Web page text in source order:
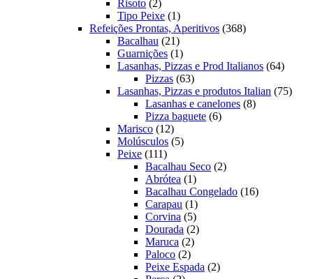
Risoto 22
produtos
Tipo Peixe 11
produto
Refeições Prontas, Aperitivos 368368
Bacalhau 2121
produtos
Guarnições 11
produto
Lasanhas, Pizzas e Prod Italianos 6464
Pizzas 6363
produtos
Lasanhas, Pizzas e produtos Italian 7575
Lasanhas e canelones 88
Pizza baguete 66
Marisco 1212
produtos
Molúsculos 55
Peixe 111111
produtos
Bacalhau Seco 22
Abrótea 11
produto
Bacalhau Congelado 1616
Carapau 11
produto
Corvina 55
produtos
Dourada 22
Maruca 22
produtos
Paloco 22
produtos
Peixe Espada 22